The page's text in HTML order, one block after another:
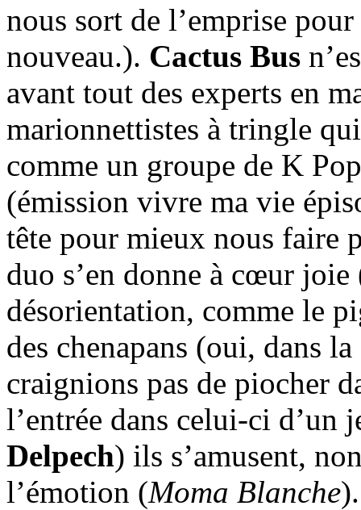
nous sort de l’emprise
nouveau.). Cactus Bus
avant tout des experts en
marionnettistes à tringle
comme un groupe de K
(émission vivre ma vie
tête pour mieux nous faire
duo s’en donne à cœur joie
désorientation, comme le
des chenapans (oui, dans
craignions pas de piocher
l’entrée dans celui-ci d’un
Delpech) ils s’amusent,
l’émotion (Moma Blanche).